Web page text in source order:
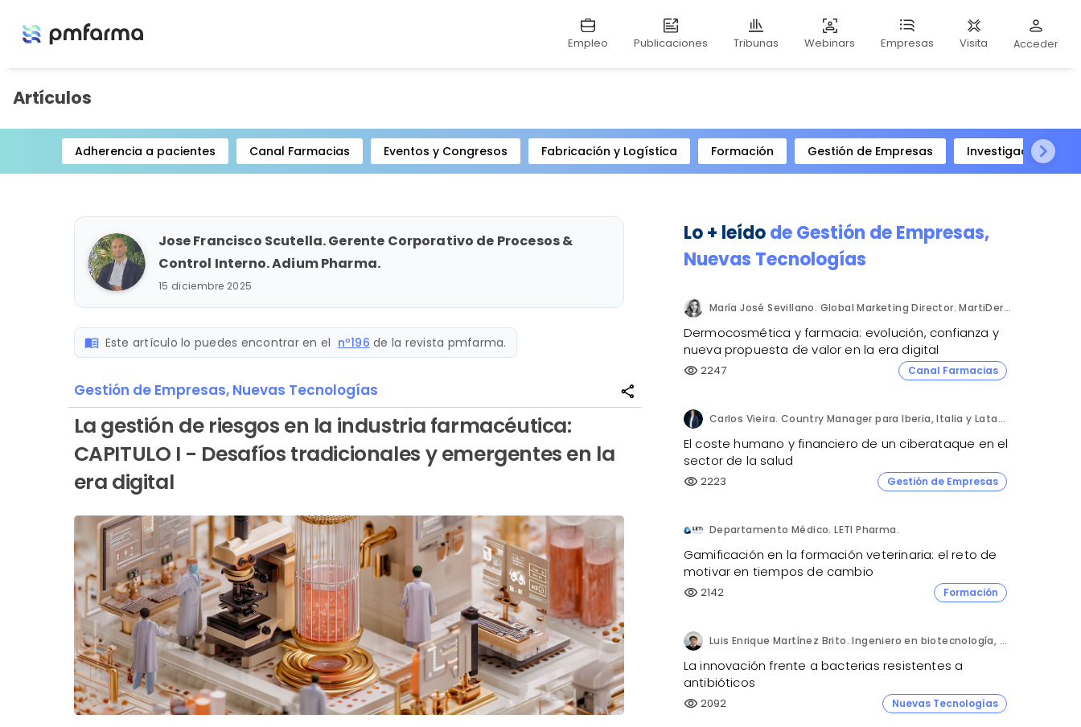
Empleo Publicaciones Tribunas Webinars Empresas Visita Acceder
Artículos
Adherencia a pacientes Canal Farmacias Eventos y Congresos Fabricación y Logística Formación Gestión de Empresas
Investigación
Item
Jose Francisco Scutella. Gerente Corporativo de Procesos &
Control Interno. Adium Pharma.
15 diciembre 2025
menu_book Este artículo lo puedes encontrar en el nº196 de la revista pmfarma.
Gestión de Empresas, Nuevas Tecnologías share
La gestión de riesgos en la industria farmacéutica:
CAPITULO I - Desafíos tradicionales y emergentes en la
era digital
Lo + leídodeGestión de Empresas,
Nuevas Tecnologías
María José Sevillano. Global Marketing Director. MartiDerm.
Dermocosmética y farmacia: evolución, confianza y
nueva propuesta de valor en la era digital
visibility 2247 Canal Farmacias
Carlos Vieira. Country Manager para Iberia, Italia y Latam. Hornetsecurity.
El coste humano y financiero de un ciberataque en el
sector de la salud
visibility 2223 Gestión de Empresas
Departamento Médico. LETI Pharma.
Gamificación en la formación veterinaria: el reto de
motivar en tiempos de cambio
visibility 2142 Formación
Luis Enrique Martínez Brito. Ingeniero en biotecnología, México.
La innovación frente a bacterias resistentes a
antibióticos
visibility 2092 Nuevas Tecnologías